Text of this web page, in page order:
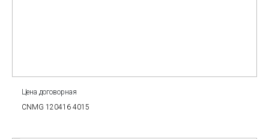
Цена договорная
CNMG 120416 4015